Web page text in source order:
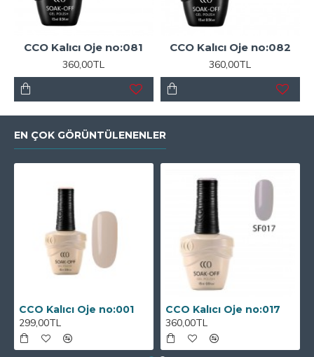
CCO Kalıcı Oje no:081
360,00TL
CCO Kalıcı Oje no:082
360,00TL
EN ÇOK GÖRÜNTÜLENENLER
CCO Kalıcı Oje no:001
299,00TL
CCO Kalıcı Oje no:017
360,00TL